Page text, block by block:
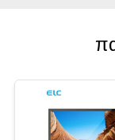
ΠΟΛΙΤΙΚΉ